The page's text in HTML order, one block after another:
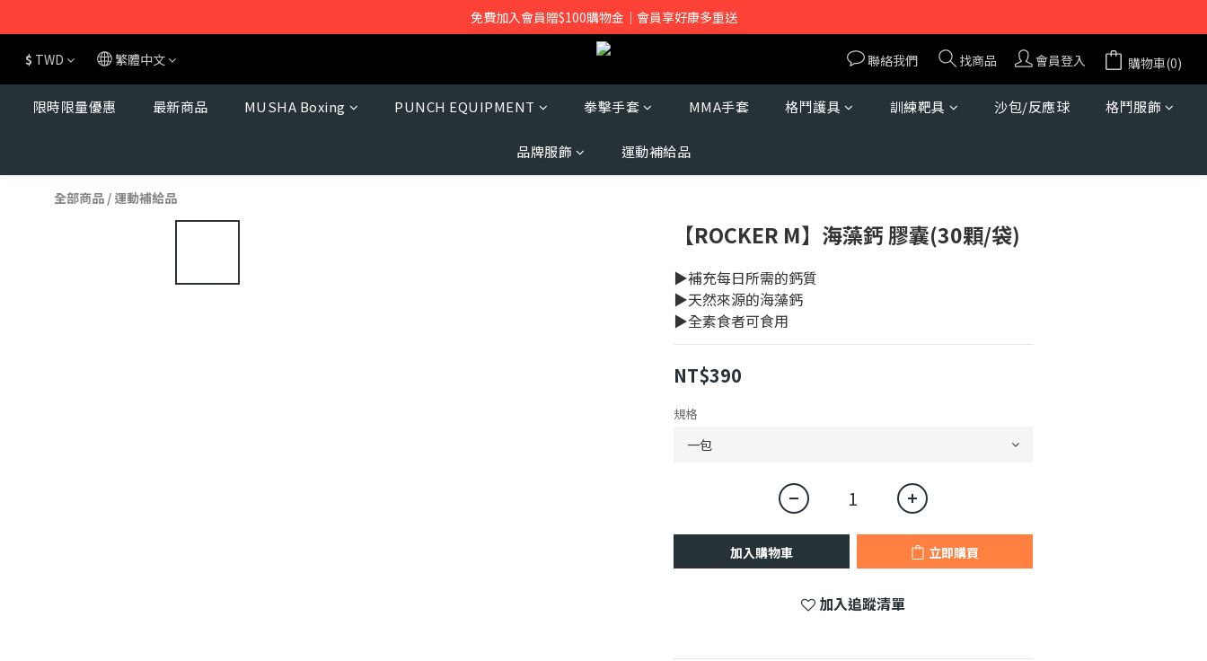
免費加入會員贈$100購物金｜會員享好康多重送
$ TWD 繁體中文 聯絡我們 找商品 會員登入 購物車(0)
限時限量優惠 最新商品 MUSHA Boxing PUNCH EQUIPMENT 拳擊手套 MMA手套 格鬥護具 訓練靶具 沙包/反應球 格鬥服飾
品牌服飾 運動補給品
全部商品 / 運動補給品
【ROCKER M】海藻鈣 膠囊(30顆/袋)
▶補充每日所需的鈣質
▶天然來源的海藻鈣
▶全素食者可食用
NT$390
規格
加入購物車 立即購買
加入追蹤清單